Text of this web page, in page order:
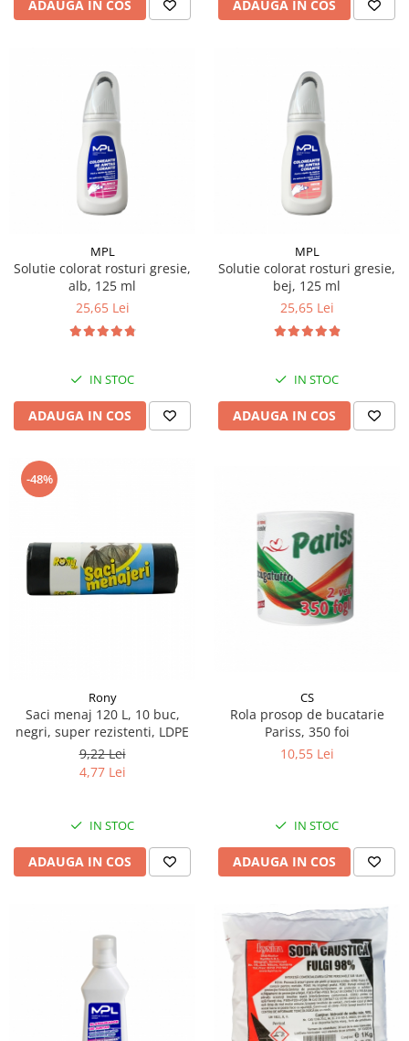
ADAUGA IN COS ADAUGA IN COS
MPL
Solutie colorat rosturi gresie,
alb, 125 ml
25,65 Lei
IN STOC
ADAUGA IN COS
MPL
Solutie colorat rosturi gresie,
bej, 125 ml
25,65 Lei
IN STOC
ADAUGA IN COS
-48%
Rony
Saci menaj 120 L, 10 buc,
negri, super rezistenti, LDPE
9,22 Lei
4,77 Lei
IN STOC
ADAUGA IN COS
CS
Rola prosop de bucatarie
Pariss, 350 foi
10,55 Lei
IN STOC
ADAUGA IN COS